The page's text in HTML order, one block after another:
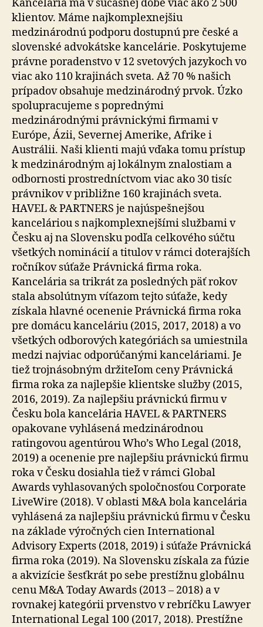
Kancelária má v súčasnej dobe viac ako 2 500
klientov. Máme najkomplexnejšiu
medzinárodnú podporu dostupnú pre české a
slovenské advokátske kancelárie. Poskytujeme
právne poradenstvo v 12 svetových jazykoch vo
viac ako 110 krajinách sveta. Až 70 % našich
prípadov obsahuje medzinárodný prvok. Úzko
spolupracujeme s poprednými
medzinárodnými právnickými firmami v
Európe, Ázii, Severnej Amerike, Afrike i
Austrálii. Naši klienti majú vďaka tomu prístup
k medzinárodným aj lokálnym znalostiam a
odbornosti prostredníctvom viac ako 30 tisíc
právnikov v približne 160 krajinách sveta.
HAVEL & PARTNERS je najúspešnejšou
kanceláriou s najkomplexnejšími službami v
Česku aj na Slovensku podľa celkového súčtu
všetkých nominácií a titulov v rámci doterajších
ročníkov súťaže Právnická firma roka.
Kancelária sa trikrát za posledných päť rokov
stala absolútnym víťazom tejto súťaže, kedy
získala hlavné ocenenie Právnická firma roka
pre domácu kanceláriu (2015, 2017, 2018) a vo
všetkých odborových kategóriách sa umiestnila
medzi najviac odporúčanými kanceláriami. Je
tiež trojnásobným držiteľom ceny Právnická
firma roka za najlepšie klientske služby (2015,
2016, 2019). Za najlepšiu právnickú firmu v
Česku bola kancelária HAVEL & PARTNERS
opakovane vyhlásená medzinárodnou
ratingovou agentúrou Who’s Who Legal (2018,
2019) a ocenenie pre najlepšiu právnickú firmu
roka v Česku dosiahla tiež v rámci Global
Awards vyhlasovaných spoločnosťou Corporate
LiveWire (2018). V oblasti M&A bola kancelária
vyhlásená za najlepšiu právnickú firmu v Česku
na základe výročných cien International
Advisory Experts (2018, 2019) i súťaže Právnická
firma roka (2019). Na Slovensku získala za fúzie
a akvizície šesťkrát po sebe prestížnu globálnu
cenu M&A Today Awards (2013 – 2018) a v
rovnakej kategórii prvenstvo v rebríčku Lawyer
International Legal 100 (2017, 2018). Prestížne